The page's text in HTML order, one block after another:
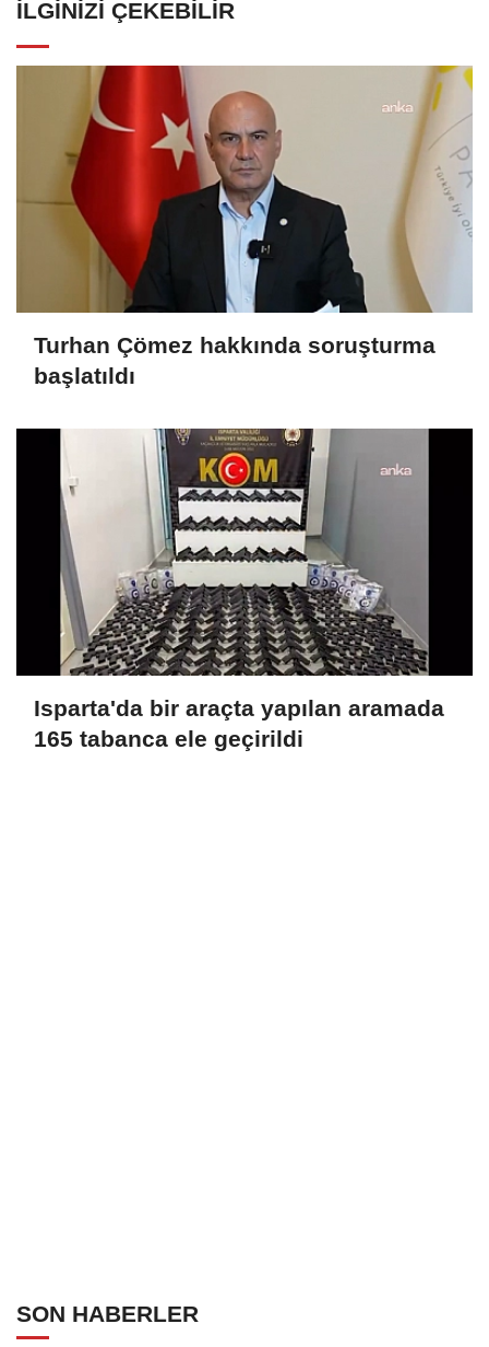
İLGINIZI ÇEKEBILIR
Turhan Çömez hakkında soruşturma
başlatıldı
Isparta'da bir araçta yapılan aramada
165 tabanca ele geçirildi
SON HABERLER